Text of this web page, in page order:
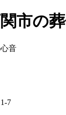
市の
7